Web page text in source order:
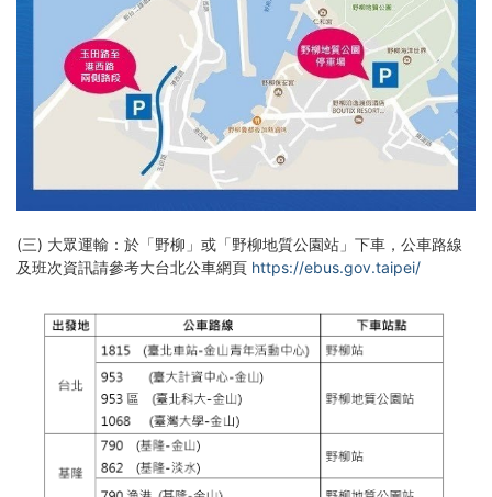
(三) 大眾運輸：於「野柳」或「野柳地質公園站」下車，公車路線
及班次資訊請參考大台北公車網頁 https://ebus.gov.taipei/